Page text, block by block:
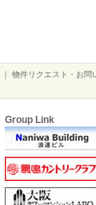
物件リクエスト・お問
Group Link